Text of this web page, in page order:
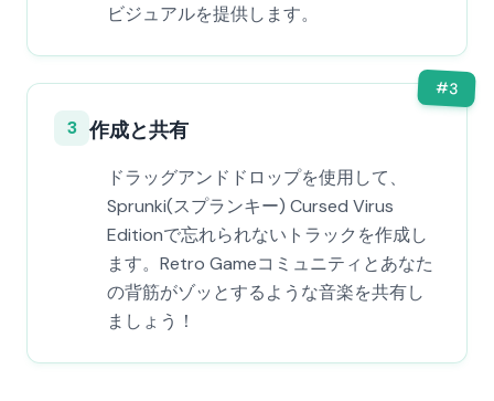
ビジュアルを提供します。
#3
3 作成と共有
ドラッグアンドドロップを使用して、
Sprunki(スプランキー) Cursed Virus
Editionで忘れられないトラックを作成し
ます。Retro Gameコミュニティとあなた
の背筋がゾッとするような音楽を共有し
ましょう！